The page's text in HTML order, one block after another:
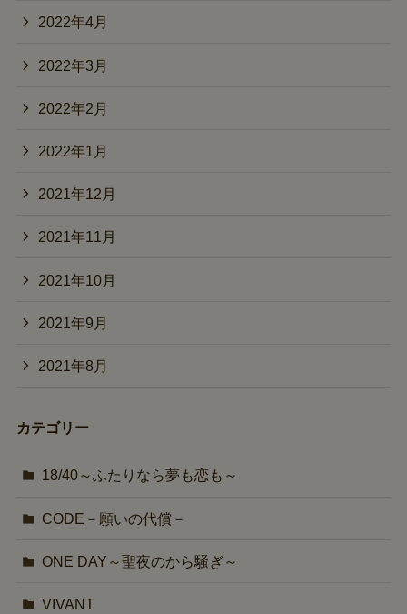
2022年4月
2022年3月
2022年2月
2022年1月
2021年12月
2021年11月
2021年10月
2021年9月
2021年8月
カテゴリー
18/40～ふたりなら夢も恋も～
CODE－願いの代償－
ONE DAY～聖夜のから騒ぎ～
VIVANT